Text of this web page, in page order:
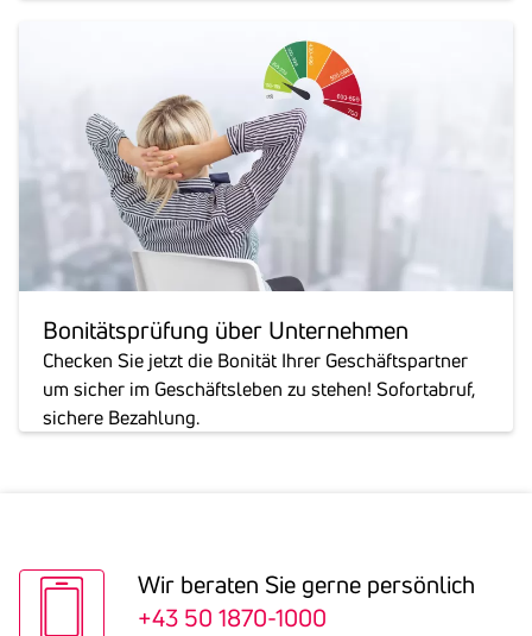
Boni­täts­prü­fung über Unter­nehmen
Checken Sie jetzt die Bonität Ihrer Geschäftspartner
um sicher im Geschäftsleben zu stehen! Sofortabruf,
sichere Bezahlung.
Wir beraten Sie gerne persön­lich
+43 50 1870-1000